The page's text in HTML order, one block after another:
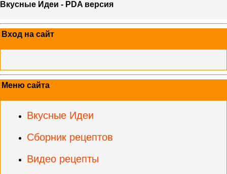
Вкусные Идеи - PDA версия
Вход на сайт
Меню сайта
Вкусные Идеи
Сборник рецептов
Видео рецепты